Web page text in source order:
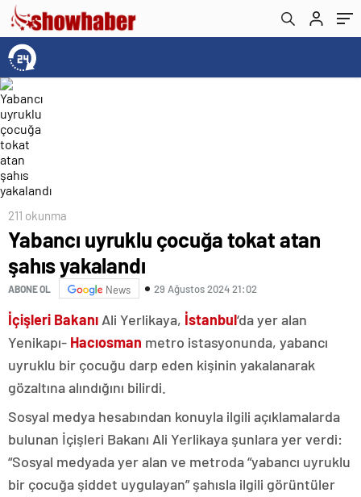
211 okunma
Yabancı uyruklu çocuğa tokat atan
şahıs yakalandı
ABONE OL News 29 Ağustos 2024 21:02
İçişleri Bakanı Ali Yerlikaya, İstanbul‘da yer alan
Yenikapı- Hacıosman metro istasyonunda, yabancı
uyruklu bir çocuğu darp eden kişinin yakalanarak
gözaltına alındığını bilirdi.
Sosyal medya hesabından konuyla ilgili açıklamalarda
bulunan İçişleri Bakanı Ali Yerlikaya şunlara yer verdi:
“Sosyal medyada yer alan ve metroda “yabancı uyruklu
bir çocuğa şiddet uygulayan” şahısla ilgili görüntüler